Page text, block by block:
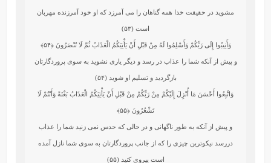
مشويد در حقيقت ‏خدا همه گناهان را مى ‏آمرزد كه او خود آمرزنده مهربان
است (۵۳)
وَأَنِيبُوا إِلَى رَبِّكُمْ وَأَسْلِمُوا لَهُ مِنْ قَبْلِ أَنْ يَأْتِيَكُمُ الْعَذَابُ ثُمَّ لَا تُنْصَرُونَ﴿۵۴﴾
و پيش از آنكه شما را عذاب در رسد و ديگر يارى نشويد به سوى پروردگارتان
بازگرديد و تسليم او شويد (۵۴)
وَاتَّبِعُوا أَحْسَنَ مَا أُنْزِلَ إِلَيْكُمْ مِنْ رَبِّكُمْ مِنْ قَبْلِ أَنْ يَأْتِيَكُمُ الْعَذَابُ بَغْتَةً وَأَنْتُمْ لَا
تَشْعُرُونَ ﴿۵۵﴾
و پيش از آنكه به طور ناگهانى و در حالى كه حدس نمى‏ زنيد شما را عذاب
دررسد نيكوترين چيزى را كه از جانب پروردگارتان به سوى شما نازل آمده
است پيروى كنيد (۵۵)